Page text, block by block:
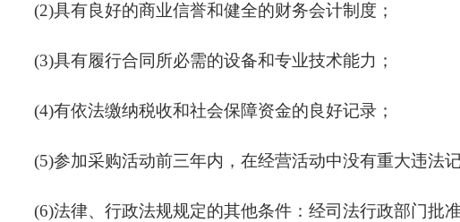
(2)具有良好的商业信誉和健全的财务会计制度；
(3)具有履行合同所必需的设备和专业技术能力；
(4)有依法缴纳税收和社会保障资金的良好记录；
(5)参加采购活动前三年内，在经营活动中没有重大违法
(6)法律、行政法规规定的其他条件 ：经司法行政部门批